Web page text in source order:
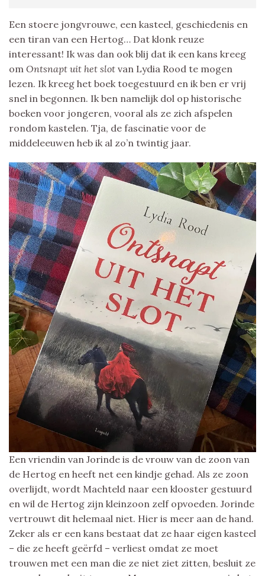
Een stoere jongvrouwe, een kasteel, geschiedenis en
een tiran van een Hertog… Dat klonk reuze
interessant! Ik was dan ook blij dat ik een kans kreeg
om Ontsnapt uit het slot van Lydia Rood te mogen
lezen. Ik kreeg het boek toegestuurd en ik ben er vrij
snel in begonnen. Ik ben namelijk dol op historische
boeken voor jongeren, vooral als ze zich afspelen
rondom kastelen. Tja, de fascinatie voor de
middeleeuwen heb ik al zo’n twintig jaar.
Een vriendin van Jorinde is de vrouw van de zoon van
de Hertog en heeft net een kindje gehad. Als ze zoon
overlijdt, wordt Machteld naar een klooster gestuurd
en wil de Hertog zijn kleinzoon zelf opvoeden. Jorinde
vertrouwt dit helemaal niet. Hier is meer aan de hand.
Zeker als er een kans bestaat dat ze haar eigen kasteel
– die ze heeft geërfd – verliest omdat ze moet
trouwen met een man die ze niet ziet zitten, besluit ze